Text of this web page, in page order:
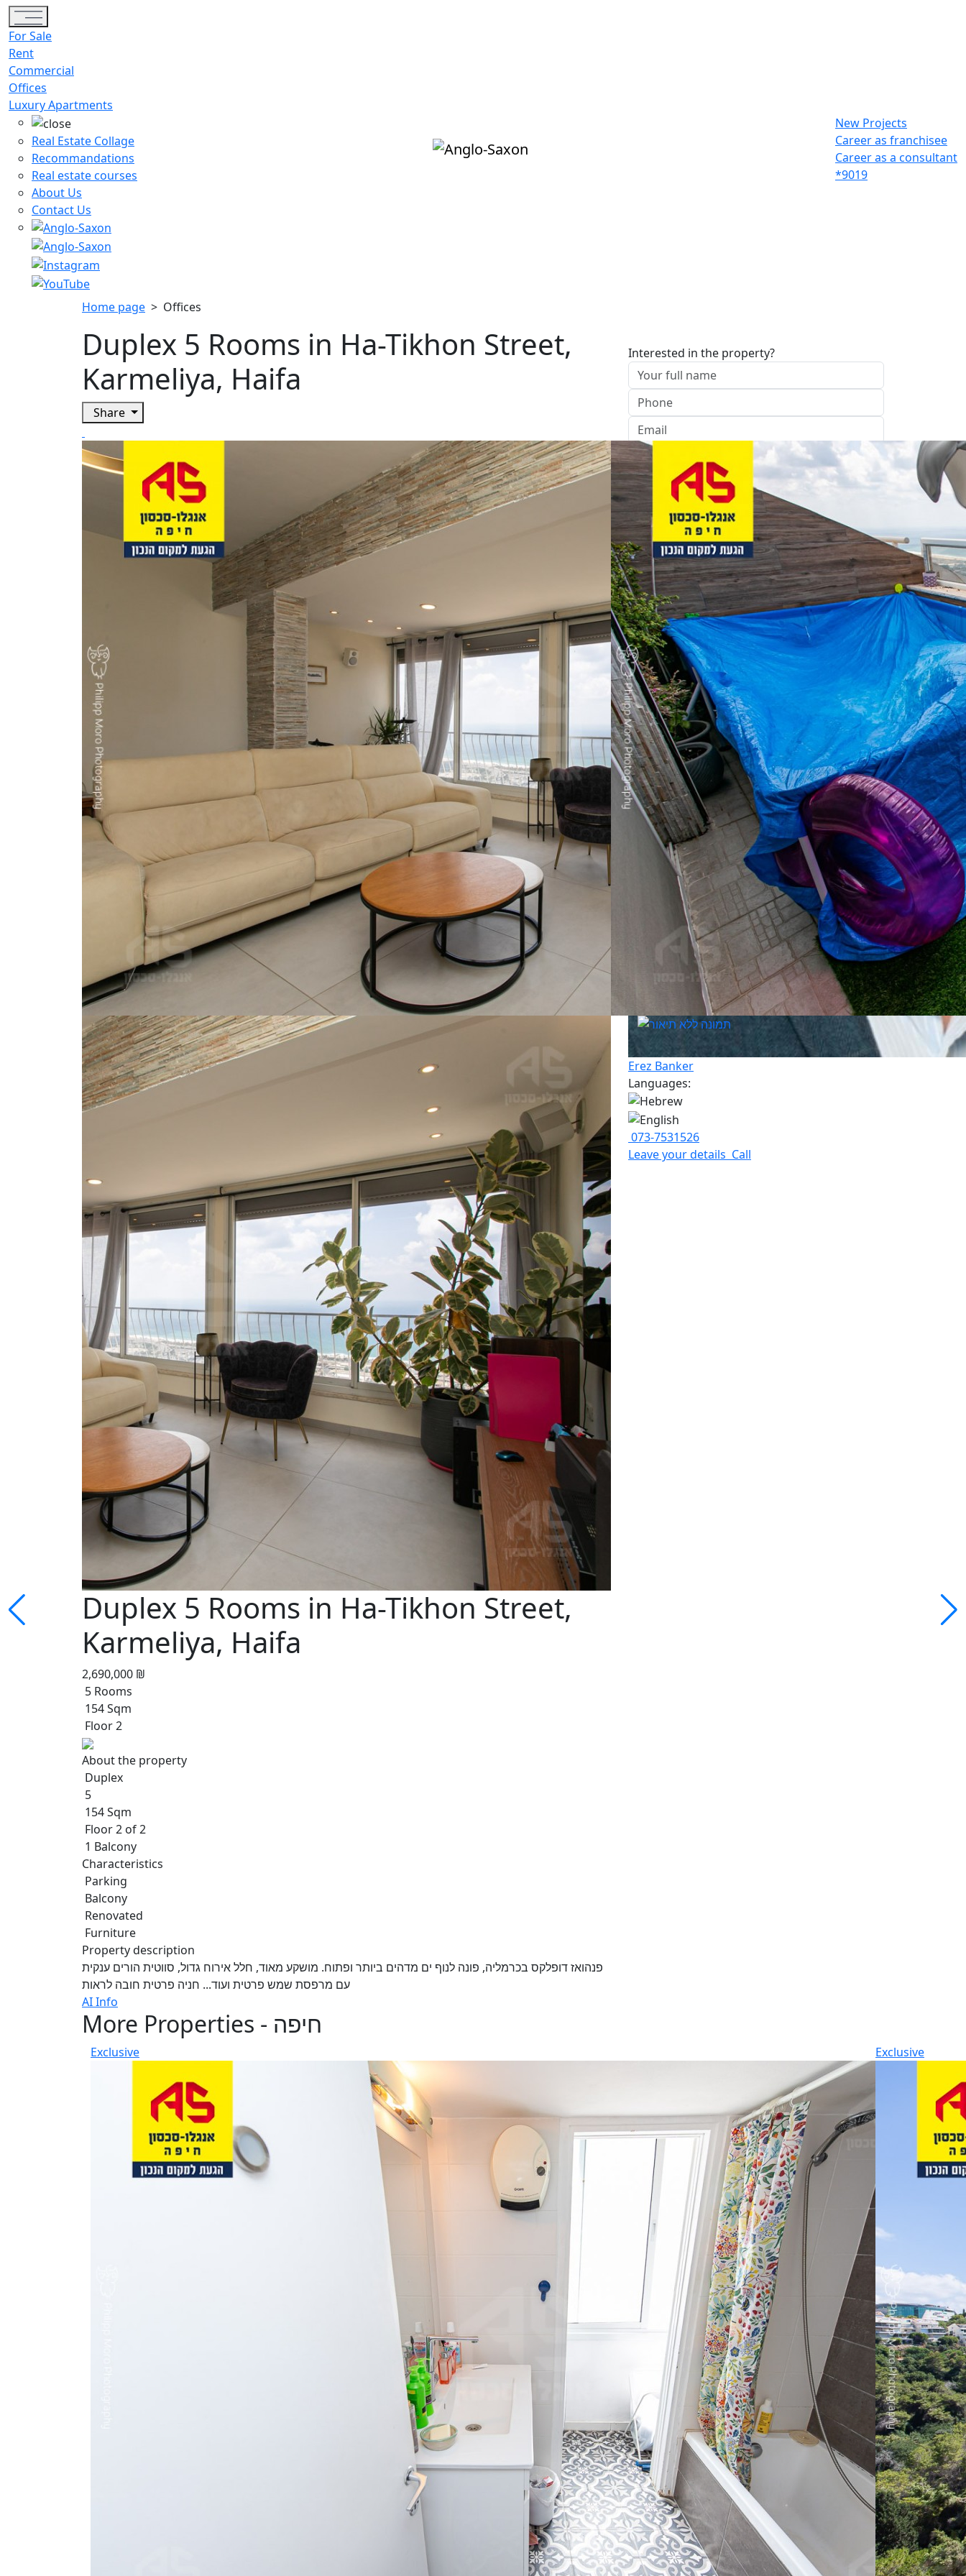
Toggle navigation
For Sale
Rent
Commercial
Offices
Luxury Apartments
Real Estate Collage
Recommandations
Real estate courses
About Us
Contact Us
New Projects
Career as franchisee
Career as a consultant
*9019
Home page > Offices
Duplex 5 Rooms in Ha-Tikhon Street,
Karmeliya, Haifa
Share
Duplex 5 Rooms in Ha-Tikhon Street,
Karmeliya, Haifa
2,690,000 ₪
5 Rooms
154 Sqm
Floor 2
About the property
Duplex
5
154 Sqm
Floor 2 of 2
1 Balcony
Characteristics
Parking
Balcony
Renovated
Furniture
Property description
פנהואז דופלקס בכרמליה, פונה לנוף ים מדהים ביותר ופתוח. מושקע מאוד, חלל אירוח גדול, סווטית הורים ענקית
עם מרפסת שמש פרטית ועוד... חניה פרטית חובה לראות
AI Info
Interested in the property?
I approve of the Company Privacy Policy
Send
Erez Banker
Languages:
073-7531526
Leave your details Call
More Properties - חיפה
Exclusive Exclusive